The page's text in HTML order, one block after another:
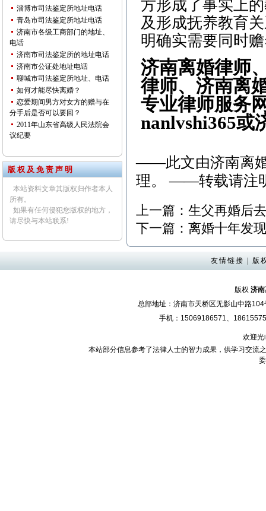
淄博市司法鉴定所地址电话
青岛市司法鉴定所地址电话
济南市各级工商部门的地址、
电话
济南市司法鉴定所的地址电话
济南市公证处地址电话
聊城市司法鉴定所地址、电话
如何才能尽快离婚？
恋爱期间男方对女方的赠与在
分手后是否可以要回？
2011年山东省高级人民法院会
议纪要
版 权 及 免 责 声 明
本站资料文章其版权归作者本人
所有。
如果有任何侵犯您版权的地方，
请尽快与本站联系!
方形成了事实上
及形成抚养教育
明确实需要同时
济南离婚律师
律师、济南离
专业律师服务
nanlvshi365或
——此文由济南离
理。 ——转载请注
上一篇： 生父再婚后
下一篇： 离婚十年发
友情链接 版
版权 济
总部地址：济南市天桥区无影山中路
手机：15069186571、
欢迎光
本站部分信息参考了法律人士的智力成果，供学习交流